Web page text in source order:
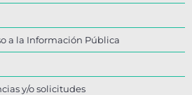
a la Información Pública
y/o solicitudes